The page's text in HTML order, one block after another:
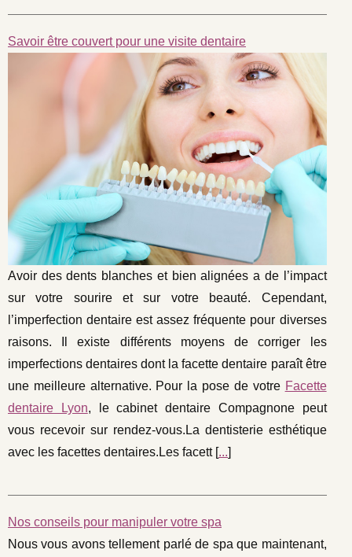
Savoir être couvert pour une visite dentaire
Avoir des dents blanches et bien alignées a de l’impact
sur votre sourire et sur votre beauté. Cependant,
l’imperfection dentaire est assez fréquente pour diverses
raisons. Il existe différents moyens de corriger les
imperfections dentaires dont la facette dentaire paraît être
une meilleure alternative. Pour la pose de votre Facette
dentaire Lyon, le cabinet dentaire Compagnone peut
vous recevoir sur rendez-vous.La dentisterie esthétique
avec les facettes dentaires.Les facett [...]
Nos conseils pour manipuler votre spa
Nous vous avons tellement parlé de spa que maintenant,